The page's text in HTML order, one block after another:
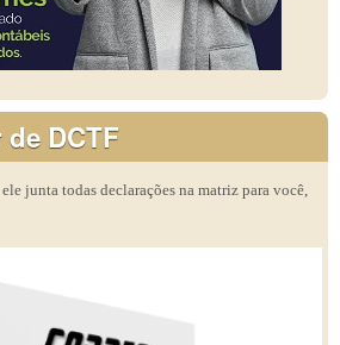
DCTF
junta todas declarações na matriz para você,